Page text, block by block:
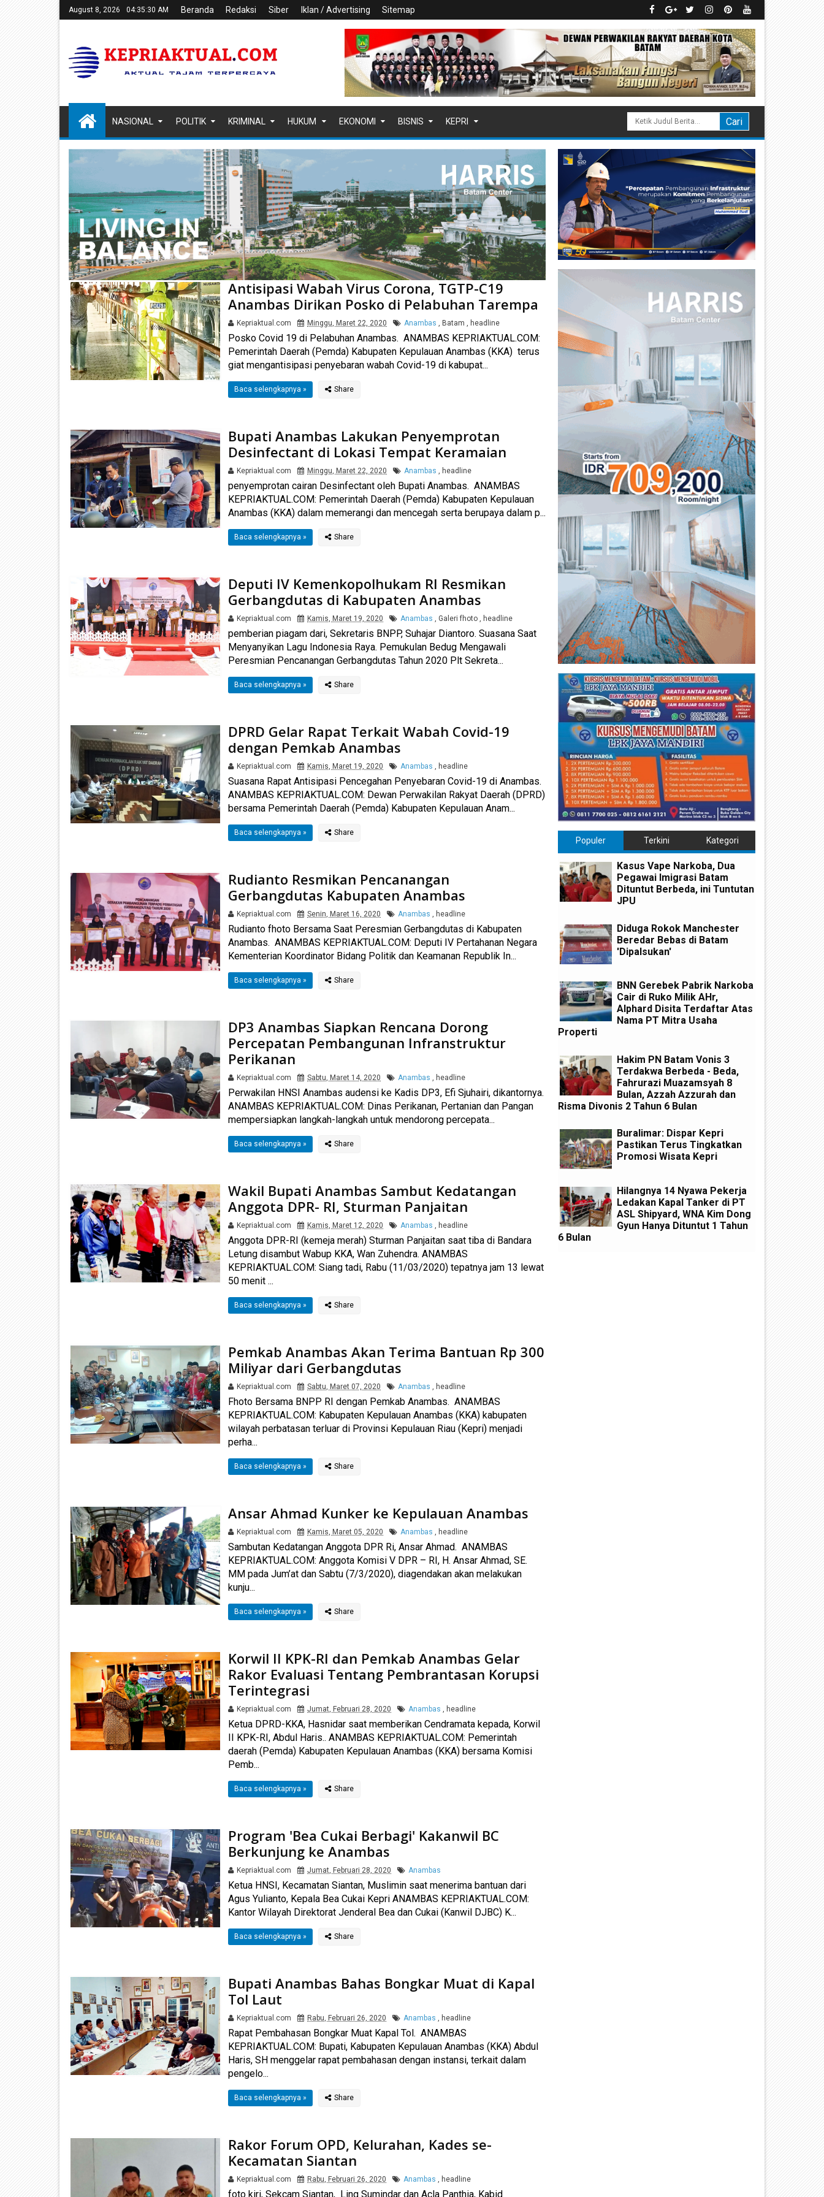
August 8, 2026 04:35:32 AM Beranda Redaksi Siber Iklan / Advertising Sitemap
NASIONAL POLITIK KRIMINAL HUKUM EKONOMI BISNIS KEPRI
Antisipasi Wabah Virus Corona, TGTP-C19
Anambas Dirikan Posko di Pelabuhan Tarempa
Kepriaktual.com Minggu, Maret 22, 2020 Anambas , Batam , headline
Posko Covid 19 di Pelabuhan Anambas. ANAMBAS KEPRIAKTUAL.COM:
Pemerintah Daerah (Pemda) Kabupaten Kepulauan Anambas (KKA) terus
giat mengantisipasi penyebaran wabah Covid-19 di kabupat...
Baca selengkapnya »
Bupati Anambas Lakukan Penyemprotan
Desinfectant di Lokasi Tempat Keramaian
Kepriaktual.com Minggu, Maret 22, 2020 Anambas , headline
penyemprotan cairan Desinfectant oleh Bupati Anambas. ANAMBAS
KEPRIAKTUAL.COM: Pemerintah Daerah (Pemda) Kabupaten Kepulauan
Anambas (KKA) dalam memerangi dan mencegah serta berupaya dalam p...
Baca selengkapnya »
Deputi IV Kemenkopolhukam RI Resmikan
Gerbangdutas di Kabupaten Anambas
Kepriaktual.com Kamis, Maret 19, 2020 Anambas , Galeri fhoto , headline
pemberian piagam dari, Sekretaris BNPP, Suhajar Diantoro. Suasana Saat
Menyanyikan Lagu Indonesia Raya. Pemukulan Bedug Mengawali
Peresmian Pencanangan Gerbangdutas Tahun 2020 Plt Sekreta...
Baca selengkapnya »
DPRD Gelar Rapat Terkait Wabah Covid-19
dengan Pemkab Anambas
Kepriaktual.com Kamis, Maret 19, 2020 Anambas , headline
Suasana Rapat Antisipasi Pencegahan Penyebaran Covid-19 di Anambas.
ANAMBAS KEPRIAKTUAL.COM: Dewan Perwakilan Rakyat Daerah (DPRD)
bersama Pemerintah Daerah (Pemda) Kabupaten Kepulauan Anam...
Baca selengkapnya »
Rudianto Resmikan Pencanangan
Gerbangdutas Kabupaten Anambas
Kepriaktual.com Senin, Maret 16, 2020 Anambas , headline
Rudianto fhoto Bersama Saat Peresmian Gerbangdutas di Kabupaten
Anambas. ANAMBAS KEPRIAKTUAL.COM: Deputi IV Pertahanan Negara
Kementerian Koordinator Bidang Politik dan Keamanan Republik In...
Baca selengkapnya »
DP3 Anambas Siapkan Rencana Dorong
Percepatan Pembangunan Infranstruktur
Perikanan
Kepriaktual.com Sabtu, Maret 14, 2020 Anambas , headline
Perwakilan HNSI Anambas audensi ke Kadis DP3, Efi Sjuhairi, dikantornya.
ANAMBAS KEPRIAKTUAL.COM: Dinas Perikanan, Pertanian dan Pangan
mempersiapkan langkah-langkah untuk mendorong percepata...
Baca selengkapnya »
Wakil Bupati Anambas Sambut Kedatangan
Anggota DPR- RI, Sturman Panjaitan
Kepriaktual.com Kamis, Maret 12, 2020 Anambas , headline
Anggota DPR-RI (kemeja merah) Sturman Panjaitan saat tiba di Bandara
Letung disambut Wabup KKA, Wan Zuhendra. ANAMBAS
KEPRIAKTUAL.COM: Siang tadi, Rabu (11/03/2020) tepatnya jam 13 lewat
50 menit ...
Baca selengkapnya »
Pemkab Anambas Akan Terima Bantuan Rp 300
Miliyar dari Gerbangdutas
Kepriaktual.com Sabtu, Maret 07, 2020 Anambas , headline
Fhoto Bersama BNPP RI dengan Pemkab Anambas. ANAMBAS
KEPRIAKTUAL.COM: Kabupaten Kepulauan Anambas (KKA) kabupaten
wilayah perbatasan terluar di Provinsi Kepulauan Riau (Kepri) menjadi
perha...
Baca selengkapnya »
Ansar Ahmad Kunker ke Kepulauan Anambas
Kepriaktual.com Kamis, Maret 05, 2020 Anambas , headline
Sambutan Kedatangan Anggota DPR Ri, Ansar Ahmad. ANAMBAS
KEPRIAKTUAL.COM: Anggota Komisi V DPR – RI, H. Ansar Ahmad, SE.
MM pada Jum’at dan Sabtu (7/3/2020), diagendakan akan melakukan
kunju...
Baca selengkapnya »
Korwil II KPK-RI dan Pemkab Anambas Gelar
Rakor Evaluasi Tentang Pembrantasan Korupsi
Terintegrasi
Kepriaktual.com Jumat, Februari 28, 2020 Anambas , headline
Ketua DPRD-KKA, Hasnidar saat memberikan Cendramata kepada, Korwil
II KPK-RI, Abdul Haris.. ANAMBAS KEPRIAKTUAL.COM: Pemerintah
daerah (Pemda) Kabupaten Kepulauan Anambas (KKA) bersama Komisi
Pemb...
Baca selengkapnya »
Program 'Bea Cukai Berbagi' Kakanwil BC
Berkunjung ke Anambas
Kepriaktual.com Jumat, Februari 28, 2020 Anambas
Ketua HNSI, Kecamatan Siantan, Muslimin saat menerima bantuan dari
Agus Yulianto, Kepala Bea Cukai Kepri ANAMBAS KEPRIAKTUAL.COM:
Kantor Wilayah Direktorat Jenderal Bea dan Cukai (Kanwil DJBC) K...
Baca selengkapnya »
Bupati Anambas Bahas Bongkar Muat di Kapal
Tol Laut
Kepriaktual.com Rabu, Februari 26, 2020 Anambas , headline
Rapat Pembahasan Bongkar Muat Kapal Tol. ANAMBAS
KEPRIAKTUAL.COM: Bupati, Kabupaten Kepulauan Anambas (KKA) Abdul
Haris, SH menggelar rapat pembahasan dengan instansi, terkait dalam
pengelo...
Baca selengkapnya »
Rakor Forum OPD, Kelurahan, Kades se-
Kecamatan Siantan
Kepriaktual.com Rabu, Februari 26, 2020 Anambas , headline
foto kiri, Sekcam Siantan, Ling Sumindar dan Acla Panthia, Kabid
Populer Terkini Kategori
Kasus Vape Narkoba, Dua
Pegawai Imigrasi Batam
Dituntut Berbeda, ini Tuntutan
JPU
Diduga Rokok Manchester
Beredar Bebas di Batam
'Dipalsukan'
BNN Gerebek Pabrik Narkoba
Cair di Ruko Milik AHr,
Alphard Disita Terdaftar Atas
Nama PT Mitra Usaha
Properti
Hakim PN Batam Vonis 3
Terdakwa Berbeda - Beda,
Fahrurazi Muazamsyah 8
Bulan, Azzah Azzurah dan
Risma Divonis 2 Tahun 6 Bulan
Buralimar: Dispar Kepri
Pastikan Terus Tingkatkan
Promosi Wisata Kepri
Hilangnya 14 Nyawa Pekerja
Ledakan Kapal Tanker di PT
ASL Shipyard, WNA Kim Dong
Gyun Hanya Dituntut 1 Tahun
6 Bulan